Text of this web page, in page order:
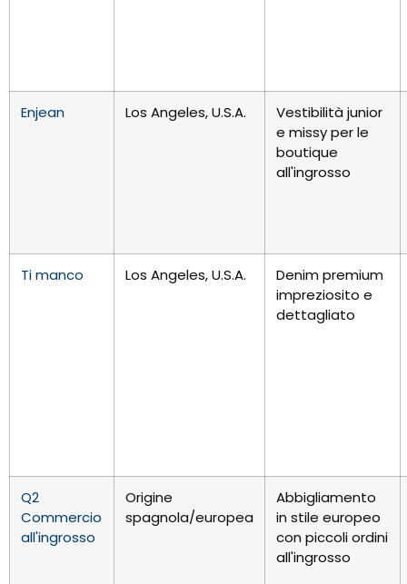
Enjean Los Angeles, U.S.A.
Vestibilità junior
e missy per le
boutique
all'ingrosso
Ti manco Los Angeles, U.S.A.
Denim premium
impreziosito e
dettagliato
Q2
Commercio
all'ingrosso
Origine
spagnola/europea
Abbigliamento
in stile europeo
con piccoli ordini
all'ingrosso